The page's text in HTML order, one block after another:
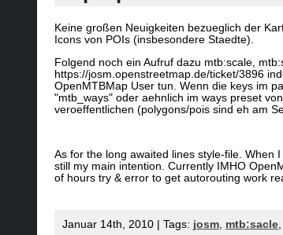
Keine großen Neuigkeiten bezueglich der
Icons von POIs (insbesondere Staedte).
Folgend noch ein Aufruf dazu mtb:scale,
https://josm.openstreetmap.de/ticket/3896
OpenMTBMap User tun. Wenn die keys im
"mtb_ways" oder aehnlich im ways preset
veroeffentlichen (polygons/pois sind eh am
As for the long awaited lines style-file. When
still my main intention. Currently IMHO
of hours try & error to get autorouting work
Januar 14th, 2010 | Tags: josm, mtb:sacle,